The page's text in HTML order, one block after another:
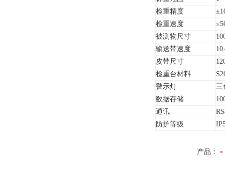
检重精度
检重速度
被测物尺寸
输送带速度
皮带尺寸
检重台材料
警示灯
三
数据存储
通讯
防护等级
产品：